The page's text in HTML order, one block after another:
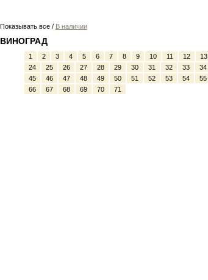
Показывать все / В наличии
ВИНОГРАД
1 2 3 4 5 6 7 8 9 10 11 12 13
24
25 26 27 28 29 30 31 32 33 34
45
46 47 48 49 50 51 52 53 54 55
66
67 68 69 70 71